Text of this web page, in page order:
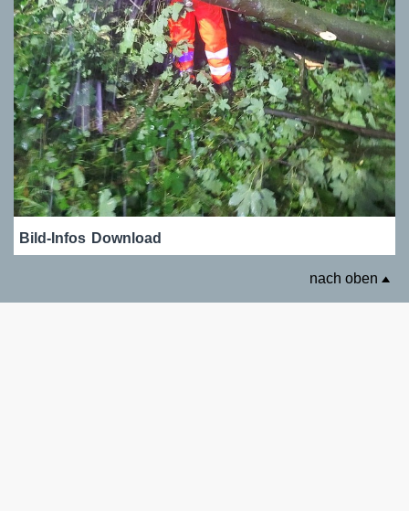
Bild-Infos Download
nach oben